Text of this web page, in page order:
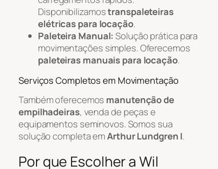
Disponibilizamostranspaleteiras
elétricas para locação.
Paleteira Manual:Solução prática para
movimentações simples. Oferecemos
paleteiras manuais para locação.
Serviços Completos em Movimentação
Também oferecemos manutenção de
empilhadeiras, venda de peças e
equipamentos seminovos. Somos sua
solução completa emArthur Lundgren I.
Por que Escolher a Wil